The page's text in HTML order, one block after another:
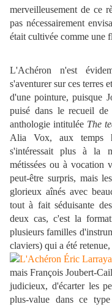
merveilleusement de ce
pas nécessairement
était cultivée comme une
L'Achéron n'est
s'aventurer sur ces terres
d'une pointure, puisque
puisé dans le recueil
anthologie intitulée The
Alia Vox, aux temps
s'intéressait plus à la
métissées ou à vocation
peut-être surpris, mais
glorieux aînés avec
tout à fait séduisante
deux cas, c'est la
plusieurs familles
claviers) qui a été retenue,
mais François Joubert-
judicieux, d'écarter les
plus-value dans ce